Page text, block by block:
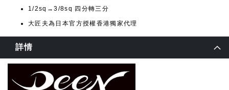
1/2sq→3/8sq 四分轉三分
大匠夫為日本官方授權香港獨家代理
詳情